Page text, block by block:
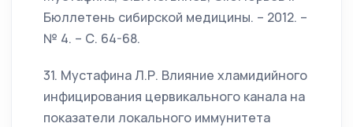
Бюллетень сибирской медицины. – 2012. –
№ 4. – С. 64-68.
31. Мустафина Л.Р. Влияние хламидийного
инфицирования цервикального канала на
показатели локального иммунитета